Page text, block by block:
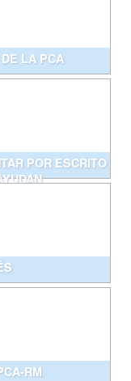
LA PCA
POR ESCRITO
RM